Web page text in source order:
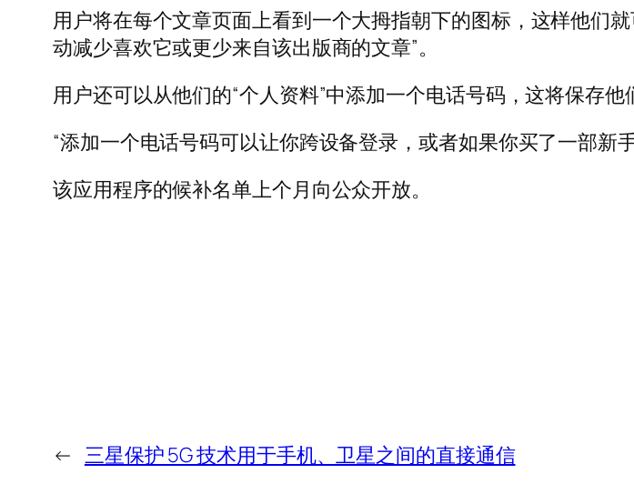
用户将在每个文章页面上看到一个大拇指朝下的图标，这样他们
动减少喜欢它或更少来自该出版商的文章”。
用户还可以从他们的“个人资料”中添加一个电话号码，这将保存他
“添加一个电话号码可以让你跨设备登录，或者如果你买了一部新
该应用程序的候补名单上个月向公众开放。
← 三星保护 5G 技术用于手机、卫星之间的直接通信